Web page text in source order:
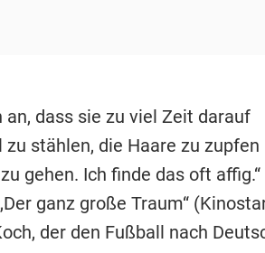
dass sie zu viel Zeit darauf
stählen, die Haare zu zupfen
gehen. Ich finde das oft affig.“
ganz große Traum“
der den Fußball nach